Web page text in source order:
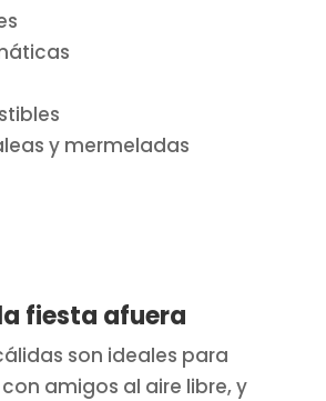
y mermeladas
fiesta afuera
son ideales para
amigos al aire libre, y